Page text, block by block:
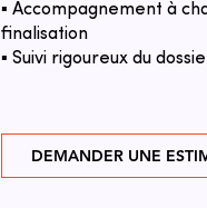
▪ Accompagnement à
finalisation
▪ Suivi rigoureux du
DEMANDER UNE